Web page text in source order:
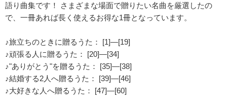
語り曲集です！ さまざまな場面で贈りたい名曲を厳選したの
で、一冊あれば長く使えるお得な1冊となっています。
♪旅立ちのときに贈るうた： [1]―[19]
♪頑張る人に贈るうた： [20]―[34]
♪"ありがとう"を贈るうた： [35]―[38]
♪結婚する2人へ贈るうた： [39]―[46]
♪大好きな人へ贈るうた： [47]―[60]